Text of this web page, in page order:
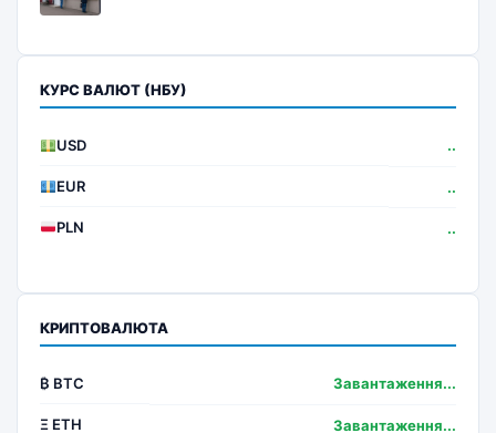
КУРС ВАЛЮТ (НБУ)
USD ..
EUR ..
PLN ..
КРИПТОВАЛЮТА
₿ BTC Завантаження...
Ξ ETH Завантаження...